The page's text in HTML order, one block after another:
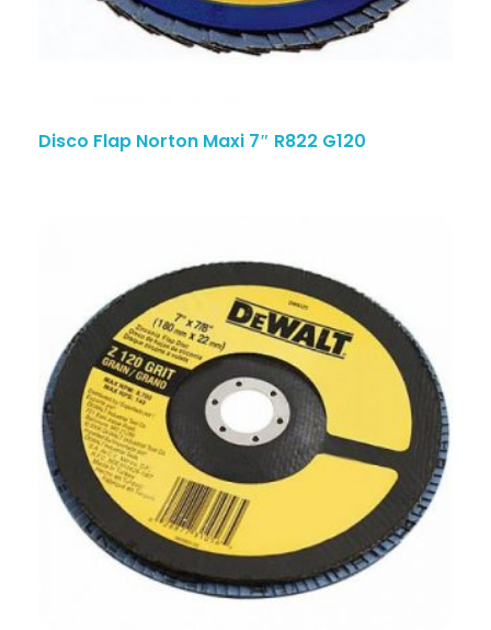
Disco Flap Norton Maxi 7″ R822 G120